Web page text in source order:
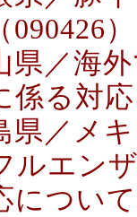
）
県／海
係る対
県／メ
ルエン
につい